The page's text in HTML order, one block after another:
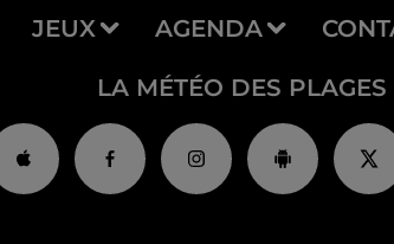
JEUX AGENDA
LA MÉTÉO DES PLAGES